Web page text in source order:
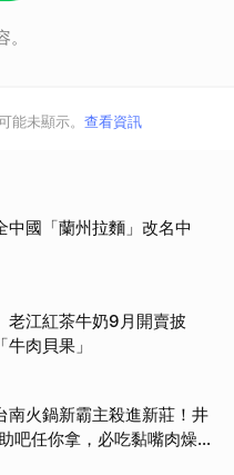
能未顯示。 查看資訊
中國「蘭州拉麵」改名中
江紅茶牛奶9月開賣披
肉貝果」
南火鍋新霸主殺進新莊！井
吧任你拿，必吃黏嘴肉燥